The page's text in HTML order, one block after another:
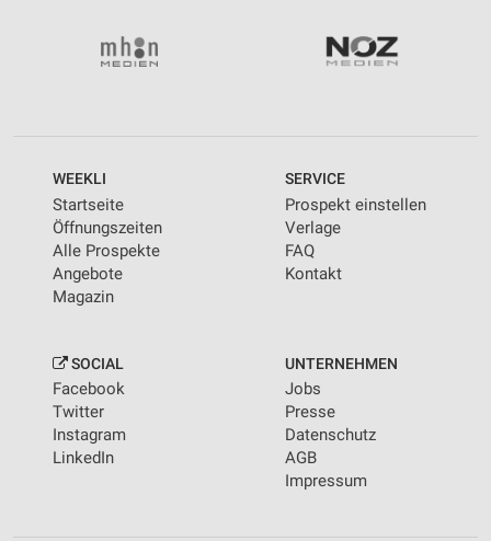
WEEKLI
Startseite
Öffnungszeiten
Alle Prospekte
Angebote
Magazin
SERVICE
Prospekt einstellen
Verlage
FAQ
Kontakt
SOCIAL
Facebook
Twitter
Instagram
LinkedIn
UNTERNEHMEN
Jobs
Presse
Datenschutz
AGB
Impressum